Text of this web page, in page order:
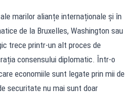
marilor alianțe internaționale și în
de la Bruxelles, Washington sau
trece printr-un alt proces de
consensului diplomatic. Într-o
economiile sunt legate prin mii de
securitate nu mai sunt doar